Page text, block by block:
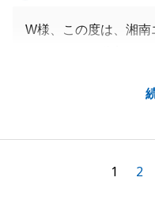
W様、この度は、湘
お気遣いのお言葉も
より一層ご満足いた
お引渡し後、お気づ
今後ともどうぞよろ
1 2